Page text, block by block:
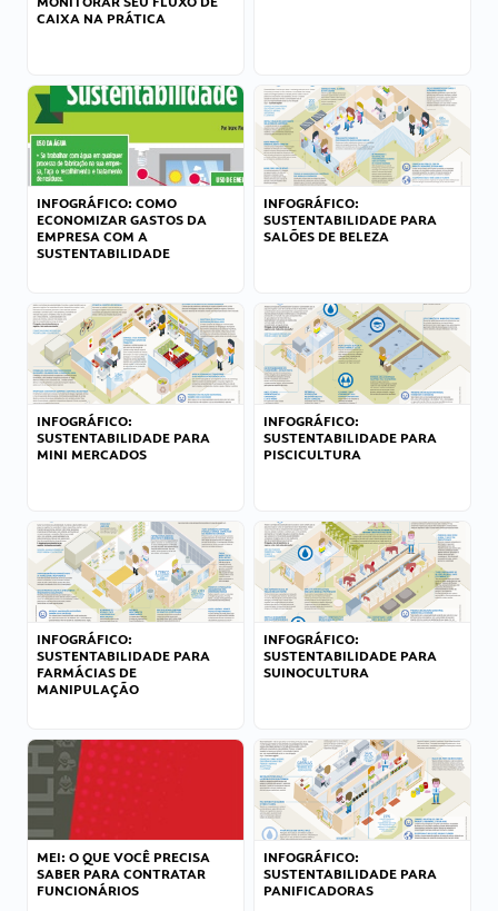
CAIXA NA PRÁTICA
INFOGRÁFICO: COMO
ECONOMIZAR GASTOS DA
EMPRESA COM A
SUSTENTABILIDADE
INFOGRÁFICO:
SUSTENTABILIDADE PARA
SALÕES DE BELEZA
INFOGRÁFICO:
SUSTENTABILIDADE PARA
MINI MERCADOS
INFOGRÁFICO:
SUSTENTABILIDADE PARA
PISCICULTURA
INFOGRÁFICO:
SUSTENTABILIDADE PARA
FARMÁCIAS DE
MANIPULAÇÃO
INFOGRÁFICO:
SUSTENTABILIDADE PARA
SUINOCULTURA
MEI: O QUE VOCÊ PRECISA
SABER PARA CONTRATAR
FUNCIONÁRIOS
INFOGRÁFICO:
SUSTENTABILIDADE PARA
PANIFICADORAS